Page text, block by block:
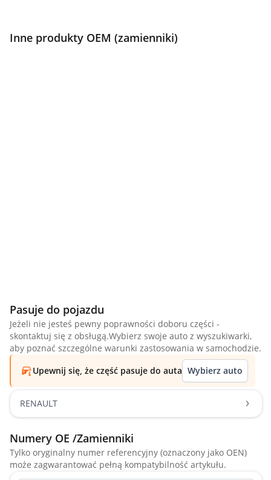
Inne produkty OEM (zamienniki)
Pasuje do pojazdu
Jeżeli nie jesteś pewny poprawności doboru części -
skontaktuj się z obsługą.Wybierz swoje auto z wyszukiwarki,
aby poznać szczególne warunki zastosowania w samochodzie.
Upewnij się, że część pasuje do auta Wybierz auto
RENAULT
Numery OE /Zamienniki
Tylko oryginalny numer referencyjny (oznaczony jako OEN)
może zagwarantować pełną kompatybilność artykułu.